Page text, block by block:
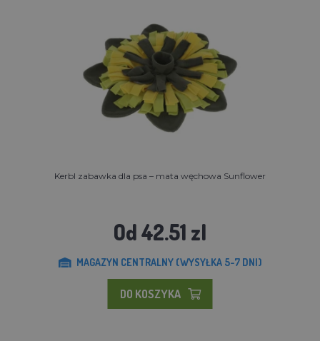
Kerbl zabawka dla psa – mata węchowa Sunflower
Od 42.51 zl
MAGAZYN CENTRALNY (WYSYŁKA 5-7 DNI)
DO KOSZYKA